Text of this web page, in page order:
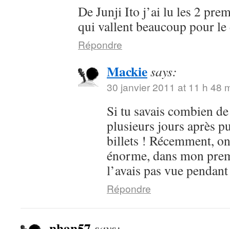
De Junji Ito j’ai lu les 2
qui vallent beaucoup pour le
Répondre
Mackiesays:
30 janvier 2011 at 11 h 48
Si tu savais combien
plusieurs jours après
billets ! Récemment,
énorme, dans mon
l’avais pas vue
Répondre